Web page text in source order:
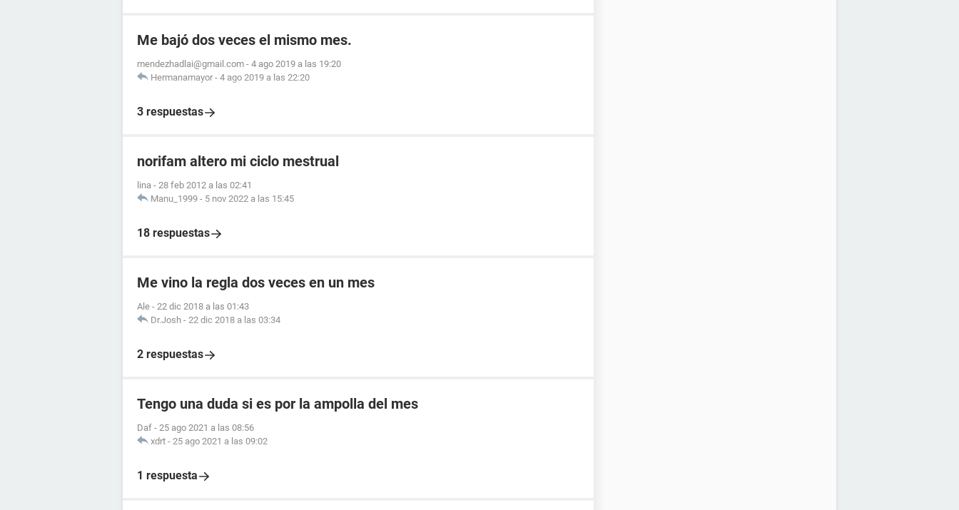
Me bajó dos veces el mismo mes.
mendezhadlai@gmail.com - 4 ago 2019 a las 19:20
Hermanamayor - 4 ago 2019 a las 22:20
3 respuestas
norifam altero mi ciclo mestrual
lina - 28 feb 2012 a las 02:41
Manu_1999 - 5 nov 2022 a las 15:45
18 respuestas
Me vino la regla dos veces en un mes
Ale - 22 dic 2018 a las 01:43
Dr.Josh - 22 dic 2018 a las 03:34
2 respuestas
Tengo una duda si es por la ampolla del mes
Daf - 25 ago 2021 a las 08:56
xdrt - 25 ago 2021 a las 09:02
1 respuesta